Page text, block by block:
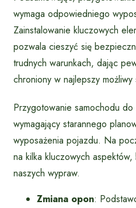
wymaga odpowiedniego
Zainstalowanie kluczowych
pozwala cieszyć się
trudnych warunkach, dając
chroniony w najlepszy możliwy
Przygotowanie samochodu
wymagający starannego
wyposażenia pojazdu. Na
na kilka kluczowych
naszych wypraw.
Zmiana opon: